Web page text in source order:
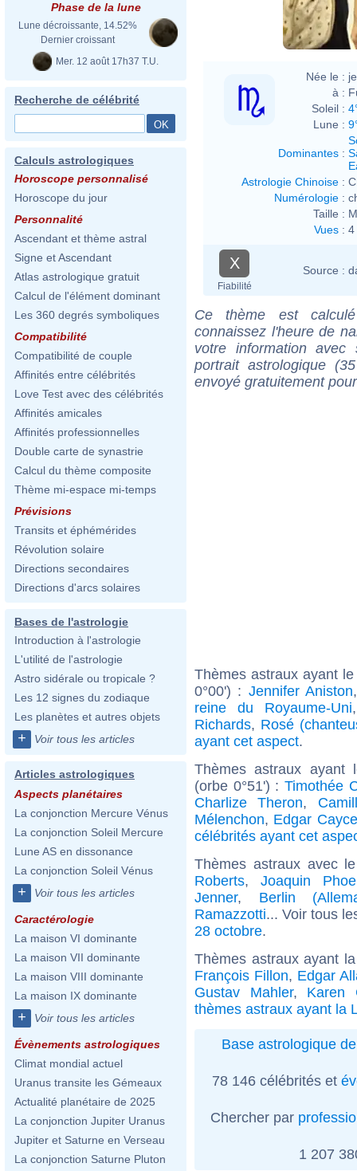
Phase de la lune
Lune décroissante, 14.52%
Dernier croissant
Mer. 12 août 17h37 T.U.
Recherche de célébrité
Calculs astrologiques
Horoscope personnalisé
Horoscope du jour
Personnalité
Ascendant et thème astral
Signe et Ascendant
Atlas astrologique gratuit
Calcul de l'élément dominant
Les 360 degrés symboliques
Compatibilité
Compatibilité de couple
Affinités entre célébrités
Love Test avec des célébrités
Affinités amicales
Affinités professionnelles
Double carte de synastrie
Calcul du thème composite
Thème mi-espace mi-temps
Prévisions
Transits et éphémérides
Révolution solaire
Directions secondaires
Directions d'arcs solaires
Bases de l'astrologie
Introduction à l'astrologie
L'utilité de l'astrologie
Astro sidérale ou tropicale ?
Les 12 signes du zodiaque
Les planètes et autres objets
+ Voir tous les articles
Articles astrologiques
Aspects planétaires
La conjonction Mercure Vénus
La conjonction Soleil Mercure
Lune AS en dissonance
La conjonction Soleil Vénus
+ Voir tous les articles
Caractérologie
La maison VI dominante
La maison VII dominante
La maison VIII dominante
La maison IX dominante
+ Voir tous les articles
Évènements astrologiques
Climat mondial actuel
Uranus transite les Gémeaux
Actualité planétaire de 2025
La conjonction Jupiter Uranus
Jupiter et Saturne en Verseau
La conjonction Saturne Pluton
Née le :
à :
Soleil :
Lune :
Dominantes :
Astrologie Chinoise :
Numérologie :
Taille :
Vues : 4
X
Fiabilité
Source :
Ce thème est
connaissez l'heure de
votre information
portrait astrologique
envoyé gratuitement
Thèmes astraux ayant
0°00') : Jennifer Aniston
reine du Royaume-Uni
Richards, Rosé
ayant cet aspect.
Thèmes astraux ayant
(orbe 0°51') : Timothée
Charlize Theron,
Mélenchon, Edgar Cayce
célébrités ayant cet
Thèmes astraux avec
Roberts,Joaquin
Jenner, Berlin
Ramazzotti... Voir tous
28 octobre.
Thèmes astraux ayant
François Fillon, Edgar
Gustav Mahler, Karen
thèmes astraux ayant la
Base astrologique
78 146 célébrités et
Chercher par
1 207